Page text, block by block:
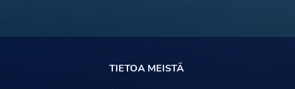
TIETOA MEISTÄ